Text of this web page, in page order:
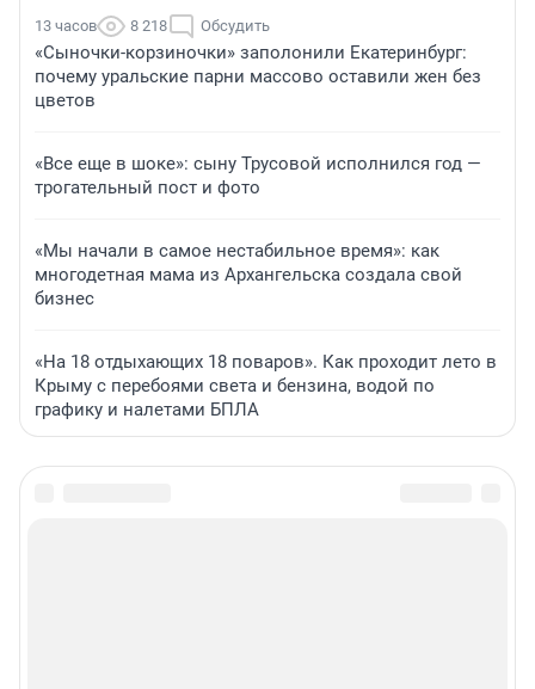
13 часов 8 218 Обсудить
«Сыночки-корзиночки» заполонили Екатеринбург:
почему уральские парни массово оставили жен без
цветов
«Все еще в шоке»: сыну Трусовой исполнился год —
трогательный пост и фото
«Мы начали в самое нестабильное время»: как
многодетная мама из Архангельска создала свой
бизнес
«На 18 отдыхающих 18 поваров». Как проходит лето в
Крыму с перебоями света и бензина, водой по
графику и налетами БПЛА